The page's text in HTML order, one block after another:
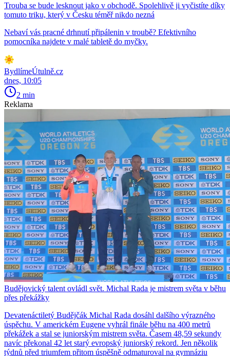
Trouba se bude lesknout jako v obchodě. Spolehlivě ji vyčistíte díky
tomuto triku, který v Česku téměř nikdo nezná
Nebaví vás pracné drhnutí připálenin v troubě? Efektivního
pomocníka najdete v malé tabletě do myčky.
BydlímeÚtulně.cz
dnes, 10:05
2 min
Reklama
Budějovický talent ovládl svět. Michal Rada je mistrem světa v běhu
přes překážky
Devatenáctiletý Budějčák Michal Rada dosáhl dalšího výrazného
úspěchu. V americkém Eugene vyhrál finále běhu na 400 metrů
překážek a stal se juniorským mistrem světa. Časem 48,59 sekundy
navíc překonal 42 let starý evropský juniorský rekord. Jen několik
týdnů před triumfem přitom úspěšně odmaturoval na gymnáziu